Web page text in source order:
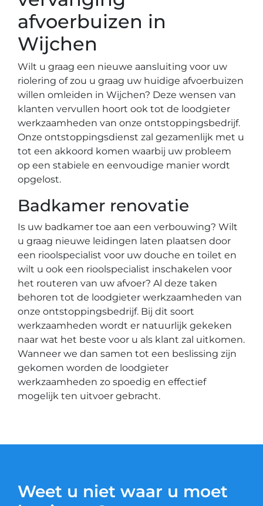
afvoerbuizen in
Wijchen
Wilt u graag een nieuwe aansluiting voor uw
riolering of zou u graag uw huidige afvoerbuizen
willen omleiden in Wijchen? Deze wensen van
klanten vervullen hoort ook tot de loodgieter
werkzaamheden van onze ontstoppingsbedrijf.
Onze ontstoppingsdienst zal gezamenlijk met u
tot een akkoord komen waarbij uw probleem
op een stabiele en eenvoudige manier wordt
opgelost.
Badkamer renovatie
Is uw badkamer toe aan een verbouwing? Wilt
u graag nieuwe leidingen laten plaatsen door
een rioolspecialist voor uw douche en toilet en
wilt u ook een rioolspecialist inschakelen voor
het routeren van uw afvoer? Al deze taken
behoren tot de loodgieter werkzaamheden van
onze ontstoppingsbedrijf. Bij dit soort
werkzaamheden wordt er natuurlijk gekeken
naar wat het beste voor u als klant zal uitkomen.
Wanneer we dan samen tot een beslissing zijn
gekomen worden de loodgieter
werkzaamheden zo spoedig en effectief
mogelijk ten uitvoer gebracht.
Weet u niet waar u moet